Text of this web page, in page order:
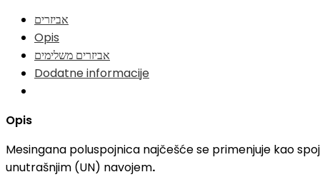
אביזרים
Opis
אביזרים משלימים
Dodatne informacije
Opis
Mesingana poluspojnica najčešće se primenjuje kao
unutrašnjim (UN) navojem.